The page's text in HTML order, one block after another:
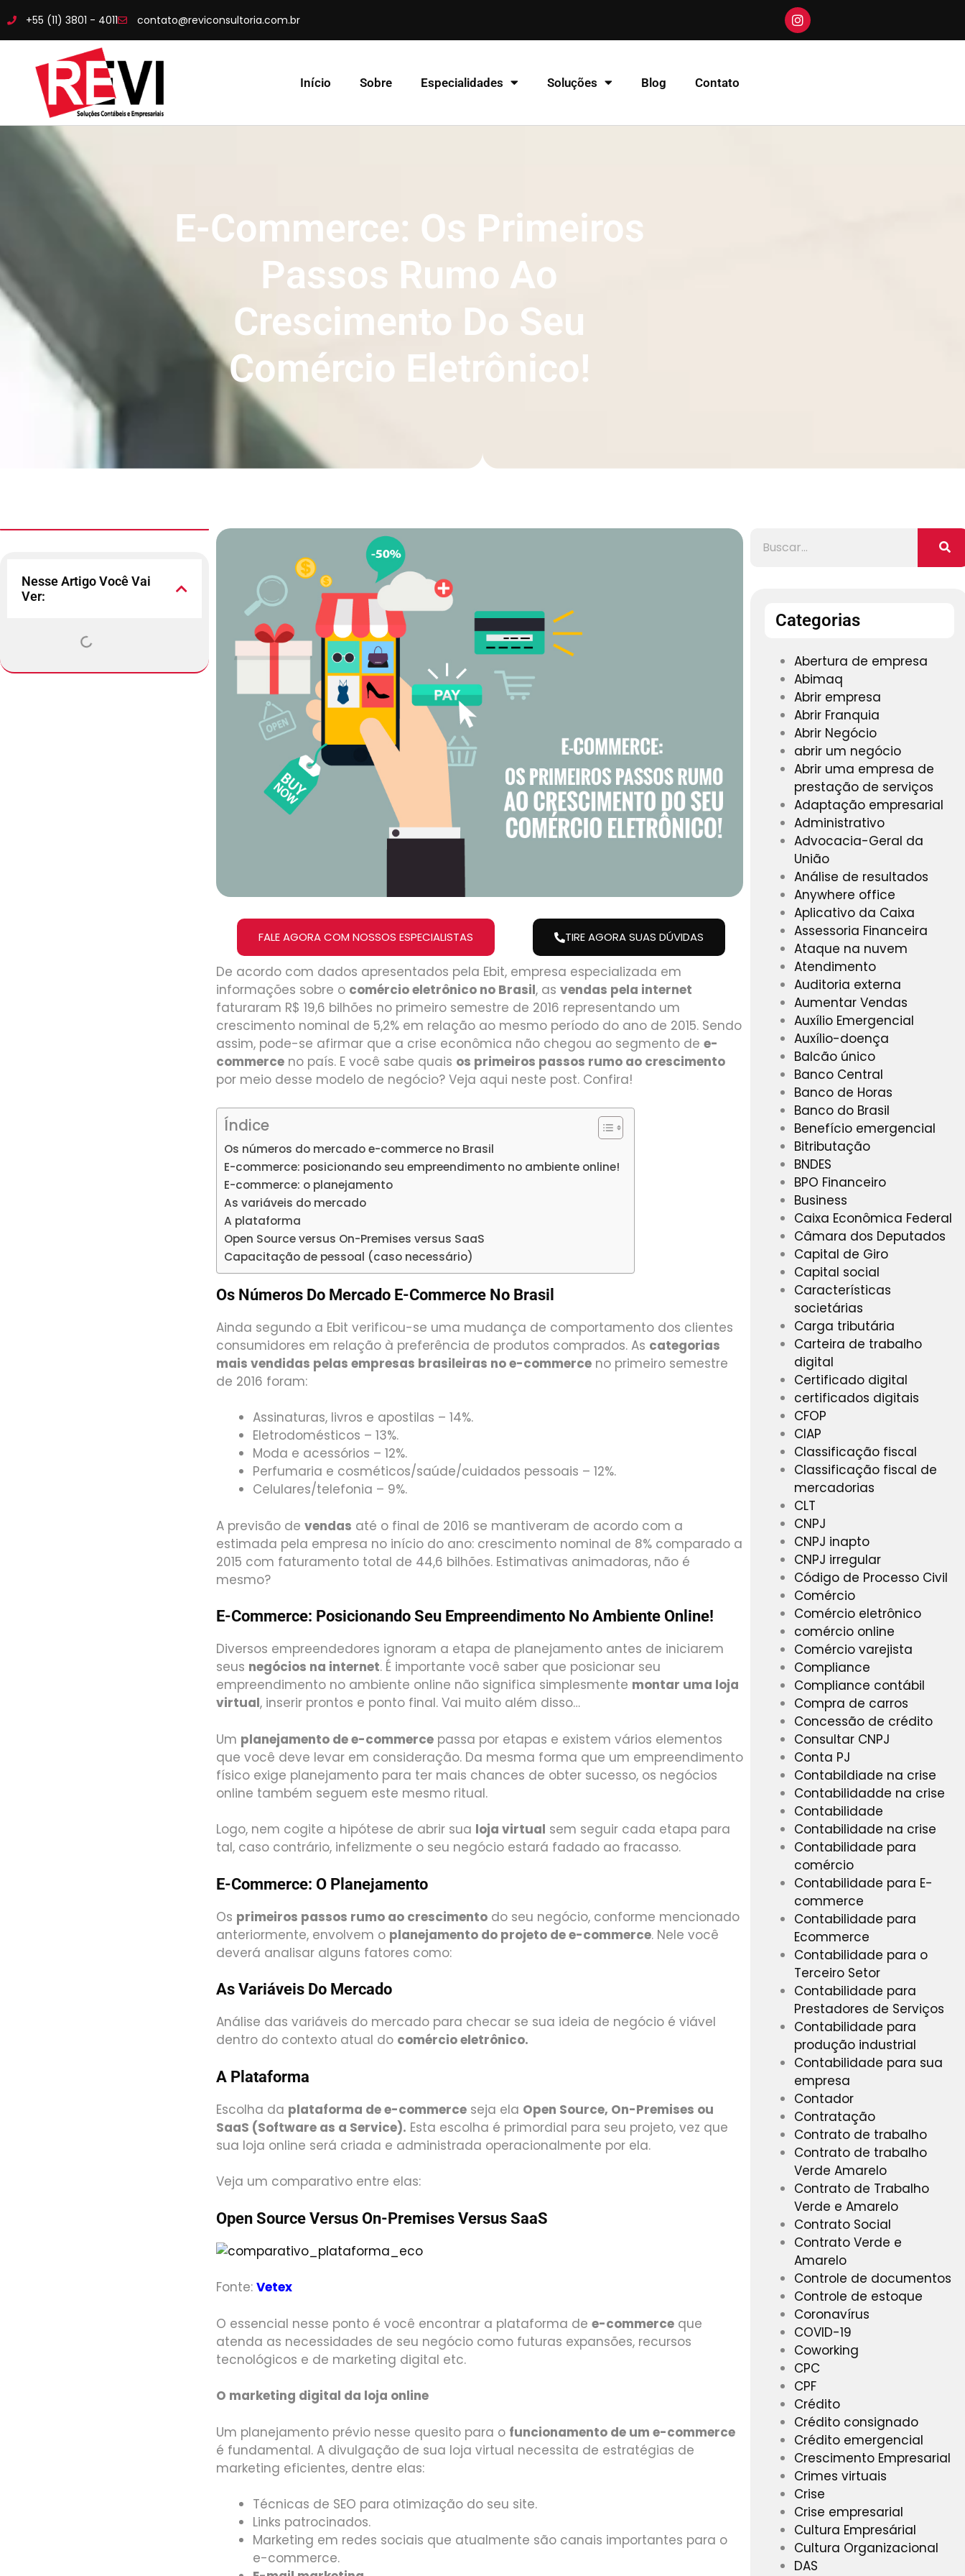
+55 (11) 3801 - 4011 contato@reviconsultoria.com.br
Início Sobre Especialidades Soluções Blog Contato
E-Commerce: Os Primeiros
Passos Rumo Ao
Crescimento Do Seu
Comércio Eletrônico!
Nesse Artigo Você Vai
Ver:
FALE AGORA COM NOSSOS ESPECIALISTAS TIRE AGORA SUAS DÚVIDAS
De acordo com dados apresentados pela Ebit, empresa especializada em
informações sobre o comércio eletrônico no Brasil, asvendas pela internet
faturaram R$ 19,6 bilhões no primeiro semestre de 2016 representando um
crescimento nominal de 5,2% em relação ao mesmo período do ano de 2015. Sendo
assim, pode-se afirmar que a crise econômica não chegou ao segmento dee-
commerce no país. E você sabe quais os primeiros passos rumo ao crescimento
por meio desse modelo de negócio? Veja aqui neste post. Confira!
Índice
Os números do mercado e-commerce no Brasil
E-commerce: posicionando seu empreendimento no ambiente online!
E-commerce: o planejamento
As variáveis do mercado
A plataforma
Open Source versus On-Premises versus SaaS
Capacitação de pessoal (caso necessário)
Os Números Do Mercado E-Commerce No Brasil
Ainda segundo a Ebit verificou-se uma mudança de comportamento dos clientes
consumidores em relação à preferência de produtos comprados. As categorias
mais vendidas pelas empresas brasileiras no e-commerce no primeiro semestre
de 2016 foram:
Assinaturas, livros e apostilas – 14%.
Eletrodomésticos – 13%.
Moda e acessórios – 12%.
Perfumaria e cosméticos/saúde/cuidados pessoais – 12%.
Celulares/telefonia – 9%.
A previsão devendas até o final de 2016 se mantiveram de acordo com a
estimada pela empresa no início do ano: crescimento nominal de 8% comparado a
2015 com faturamento total de 44,6 bilhões. Estimativas animadoras, não é
mesmo?
E-Commerce: Posicionando Seu Empreendimento No Ambiente Online!
Diversos empreendedores ignoram a etapa de planejamento antes de iniciarem
seus negócios na internet. É importante você saber que posicionar seu
empreendimento no ambiente online não significa simplesmente montar uma loja
virtual, inserir prontos e ponto final. Vai muito além disso…
Um planejamento de e-commerce passa por etapas e existem vários elementos
que você deve levar em consideração. Da mesma forma que um empreendimento
físico exige planejamento para ter mais chances de obter sucesso, os negócios
online também seguem este mesmo ritual.
Logo, nem cogite a hipótese de abrir sua loja virtual sem seguir cada etapa para
tal, caso contrário, infelizmente o seu negócio estará fadado ao fracasso.
E-Commerce: O Planejamento
Os primeiros passos rumo ao crescimento do seu negócio, conforme mencionado
anteriormente, envolvem o planejamento do projeto de e-commerce. Nele você
deverá analisar alguns fatores como:
As Variáveis Do Mercado
Análise das variáveis do mercado para checar se sua ideia de negócio é viável
dentro do contexto atual do comércio eletrônico.
A Plataforma
Escolha da plataforma de e-commerce seja ela Open Source, On-Premises ou
SaaS (Software as a Service). Esta escolha é primordial para seu projeto, vez que
sua loja online será criada e administrada operacionalmente por ela.
Veja um comparativo entre elas:
Open Source Versus On-Premises Versus SaaS
Fonte:Vetex
O essencial nesse ponto é você encontrar a plataforma dee-commerce que
atenda as necessidades de seu negócio como futuras expansões, recursos
tecnológicos e de marketing digital etc.
O marketing digital da loja online
Um planejamento prévio nesse quesito para o funcionamento de um e-commerce
é fundamental. A divulgação de sua loja virtual necessita de estratégias de
marketing eficientes, dentre elas:
Técnicas de SEO para otimização do seu site.
Links patrocinados.
Marketing em redes sociais que atualmente são canais importantes para o
e-commerce.
Categorias
Abertura de empresa
Abimaq
Abrir empresa
Abrir Franquia
Abrir Negócio
abrir um negócio
Abrir uma empresa de
prestação de serviços
Adaptação empresarial
Administrativo
Advocacia-Geral da
União
Análise de resultados
Anywhere office
Aplicativo da Caixa
Assessoria Financeira
Ataque na nuvem
Atendimento
Auditoria externa
Aumentar Vendas
Auxílio Emergencial
Auxílio-doença
Balcão único
Banco Central
Banco de Horas
Banco do Brasil
Benefício emergencial
Bitributação
BNDES
BPO Financeiro
Business
Caixa Econômica Federal
Câmara dos Deputados
Capital de Giro
Capital social
Características
societárias
Carga tributária
Carteira de trabalho
digital
Certificado digital
certificados digitais
CFOP
CIAP
Classificação fiscal
Classificação fiscal de
mercadorias
CLT
CNPJ
CNPJ inapto
CNPJ irregular
Código de Processo Civil
Comércio
Comércio eletrônico
comércio online
Comércio varejista
Compliance
Compliance contábil
Compra de carros
Concessão de crédito
Consultar CNPJ
Conta PJ
Contabildiade na crise
Contabilidadde na crise
Contabilidade
Contabilidade na crise
Contabilidade para
comércio
Contabilidade para E-
commerce
Contabilidade para
Ecommerce
Contabilidade para o
Terceiro Setor
Contabilidade para
Prestadores de Serviços
Contabilidade para
produção industrial
Contabilidade para sua
empresa
Contador
Contratação
Contrato de trabalho
Contrato de trabalho
Verde Amarelo
Contrato de Trabalho
Verde e Amarelo
Contrato Social
Contrato Verde e
Amarelo
Controle de documentos
Controle de estoque
Coronavírus
COVID-19
Coworking
CPC
CPF
Crédito
Crédito consignado
Crédito emergencial
Crescimento Empresarial
Crimes virtuais
Crise
Crise empresarial
Cultura Empresárial
Cultura Organizacional
DAS